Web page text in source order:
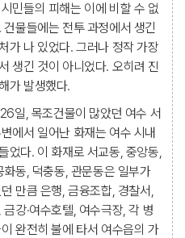
민들의 피해는 이에 비할 수 없
물들에는 전투 과정에서 생긴
가 나 있었다. 그러나 정작 가장
생긴 것이 아니었다. 오히려 진
가 발생했다.
일, 목조건물이 많았던 여수 서
에서 일어난 화재는 여수 시내
었다. 이 화재로 서교동, 중앙동,
동, 덕충동, 관문동은 일부가
만큼 은행, 금융조합, 경찰서,
강·여수호텔, 여수극장, 각 병
완전히 불에 타서 여수읍의 가